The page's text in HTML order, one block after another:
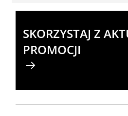
SKORZYSTAJ Z
PROMOCJI